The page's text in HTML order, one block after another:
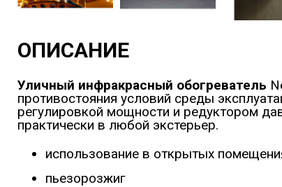
ОПИСАНИЕ
Уличный инфракрасный обогреватель
противостояния условий среды
регулировкой мощности и редуктором
практически в любой экстерьер.
использование в открытых
пьезорозжиг